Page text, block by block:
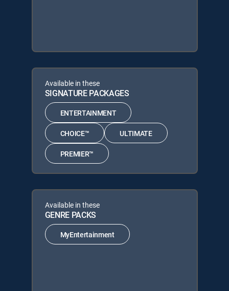
Available in these
SIGNATURE PACKAGES
ENTERTAINMENT
CHOICE™ ULTIMATE
PREMIER™
Available in these
GENRE PACKS
MyEntertainment